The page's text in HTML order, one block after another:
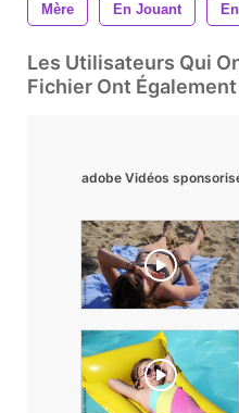
Mère En Jouant
Les Utilisateurs Qui
Fichier Ont
adobe Vidéos